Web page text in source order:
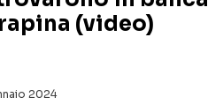
(video)
2024